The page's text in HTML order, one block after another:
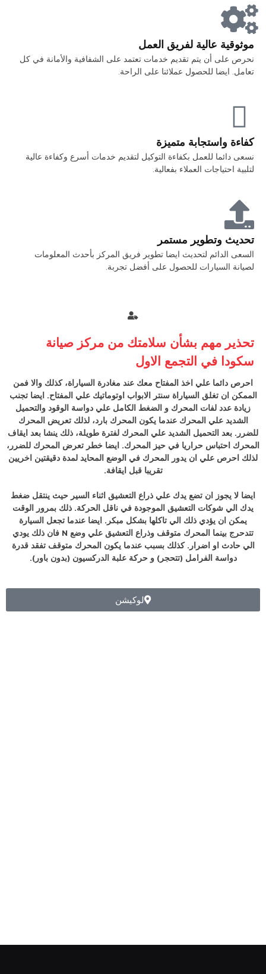
موثوقية عالية لفريق العمل
نحرص على أن يتم تقديم خدمات تعتمد على الشفافية والأمانة في كل
تعامل. ايضا للحصول عملائنا على الراحة.
كفاءة واستجابة متميزة
نسعى دائما للعمل بكفاءة التوكيل لتقديم خدمات أسرع وكفاءة عالية
لتلبية احتياجات العملاء بفعالية.
تحديث وتطوير مستمر
السعى الدائم لتحديث ايضا تطوير فريق المركز بأحدث المعلومات
لصيانة السيارات للحصول على أفضل تجربة.
تحذير مهم بشأن سلامتك من مركز صيانة
سكودا في التجمع الاول
احرص دائما علي اخذ المفتاح معك عند مغادرة السياراة، كذلك والا فمن
الممكن ان تغلق السياراة سنتر الابواب اوتوماتيك علي المفتاح. ايضاتجنب
زيادة عدد لفات المحرك و الضغط الكامل علي دواسة الوقود والتحميل
الشديد علي المحرك عندما يكون المحرك بارد، لذلك تعريض المحرك
للضرر. بعد التحميل الشديد علي المحرك لفترة طويلة، ذلك ينشا بعد ايقاف
المحرك احتباس حراريا في حيز المحرك. ايضا خطر تعرض المحرك للضرر،
لذلك احرص علي ان يدور المحرك في الوضع المحايد لمدة دقيقتين اخريين
تقريبا قبل ايقافة.
ايضا لا يجوز ان تضع يدك علي ذراع التعشيق اثناء السير حيث ينتقل ضغط
يدك الي شوكات التعشيق الموجودة في ناقل الحركة. ذلك بمرور الوقت
يمكن ان يؤدي ذلك الي تاكلها بشكل مبكر. ايضا عندما تجعل السيارة
تتدحرج بينما المحرك متوقف وذراع التعشيق علي وضع N فان ذلك يودي
الي حادث او اضرار. كذلك بسبب عندما يكون المحرك متوقف تفقد قدرة
دواسة الفرامل (تتحجر) و حركة علبة الدركسيون (بدون باور).
لوكيشن